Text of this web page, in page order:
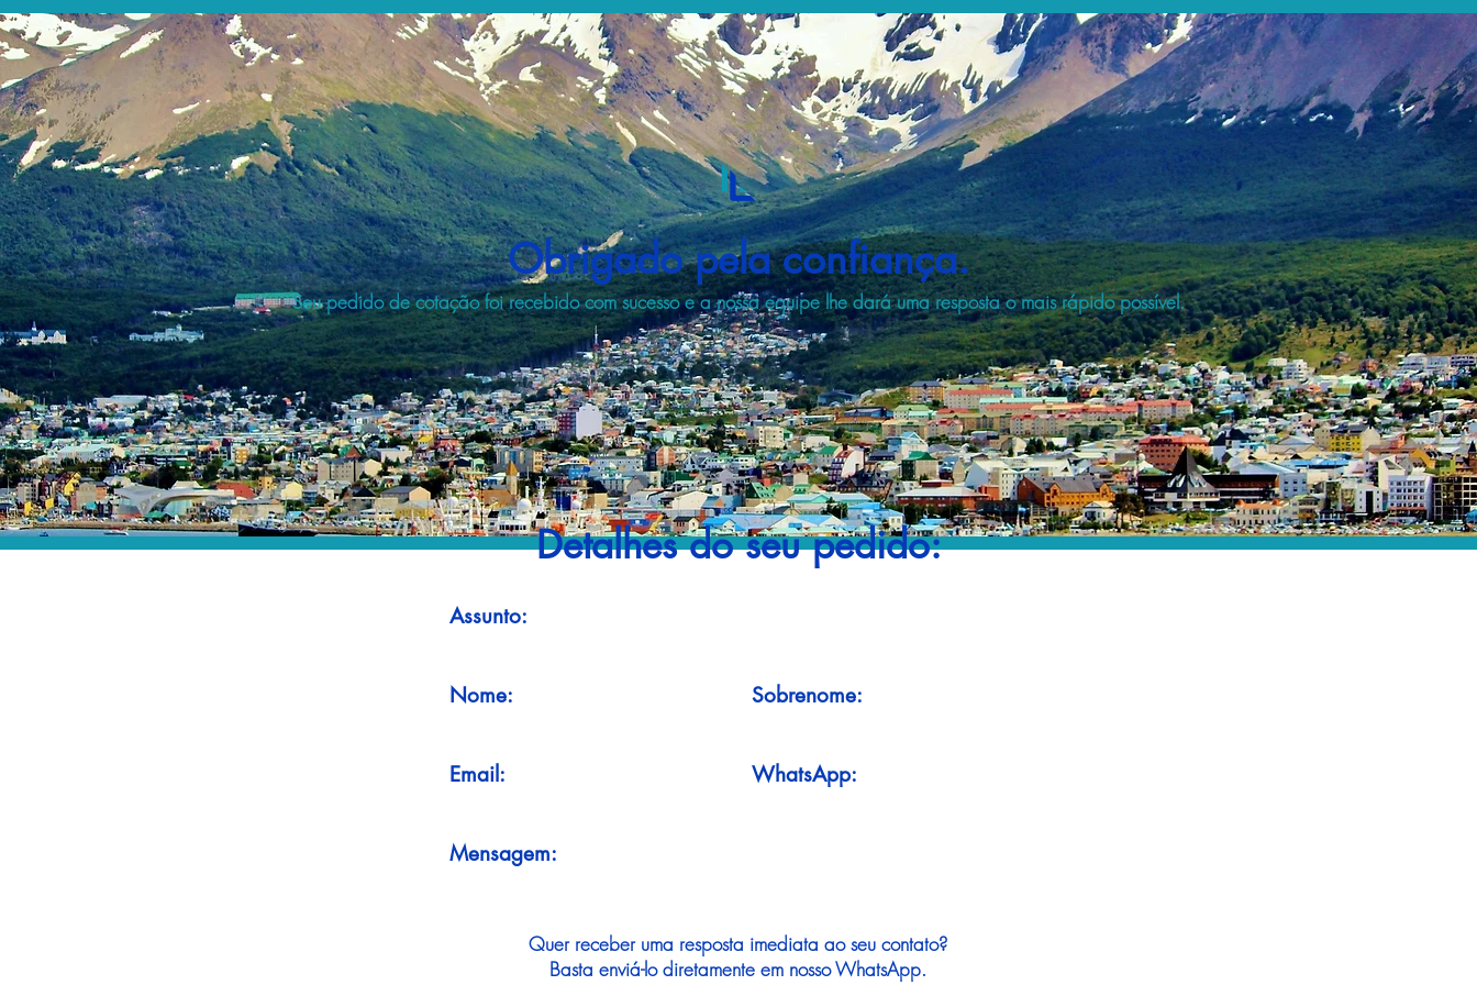
Obrigado pela confiança.
Seu pedido de cotação foi recebido com sucesso e a nossa equipe lhe dará uma resposta o mais rápido possível.
Detalhes do seu pedido:
Assunto:
Nome: Sobrenome:
Email: WhatsApp:
Mensagem:
Quer receber uma resposta imediata ao seu contato?
Basta enviá-lo diretamente em nosso WhatsApp.